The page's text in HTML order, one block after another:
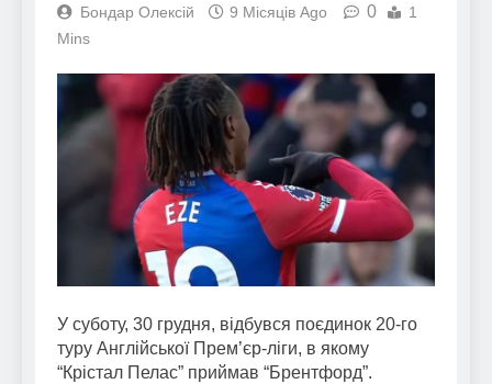
Бондар Олексій 9 Місяців Ago 0
1
Mins
У суботу, 30 грудня, відбувся поєдинок 20-го
туру Англійської Прем’єр-ліги, в якому
“Крістал Пелас” приймав “Брентфорд”.